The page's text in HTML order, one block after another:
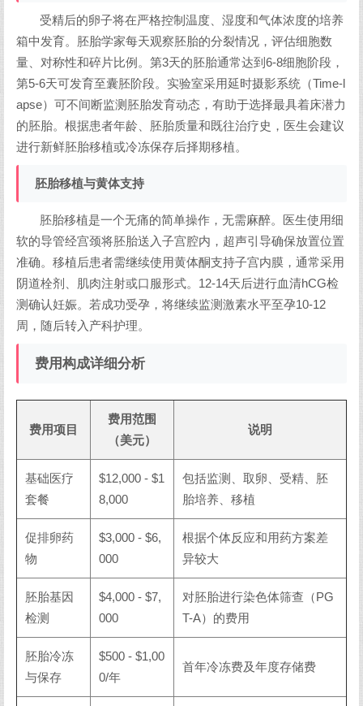
受精后的卵子将在严格控制温度、湿度和气体浓度的培养
箱中发育。胚胎学家每天观察胚胎的分裂情况，评估细胞数
量、对称性和碎片比例。第3天的胚胎通常达到6-8细胞阶段，
第5-6天可发育至囊胚阶段。实验室采用延时摄影系统（Time-l
apse）可不间断监测胚胎发育动态，有助于选择最具着床潜力
的胚胎。根据患者年龄、胚胎质量和既往治疗史，医生会建议
进行新鲜胚胎移植或冷冻保存后择期移植。
胚胎移植与黄体支持
胚胎移植是一个无痛的简单操作，无需麻醉。医生使用细
软的导管经宫颈将胚胎送入子宫腔内，超声引导确保放置位置
准确。移植后患者需继续使用黄体酮支持子宫内膜，通常采用
阴道栓剂、肌肉注射或口服形式。12-14天后进行血清hCG检
测确认妊娠。若成功受孕，将继续监测激素水平至孕10-12
周，随后转入产科护理。
费用构成详细分析
费用项目
费用范围
（美元）
说明
基础医疗
套餐
$12,000 - $1
8,000
包括监测、取卵、受精、胚
胎培养、移植
促排卵药
物
$3,000 - $6,
000
根据个体反应和用药方案差
异较大
胚胎基因
检测
$4,000 - $7,
000
对胚胎进行染色体筛查（PG
T-A）的费用
胚胎冷冻
与保存
$500 - $1,00
0/年
首年冷冻费及年度存储费